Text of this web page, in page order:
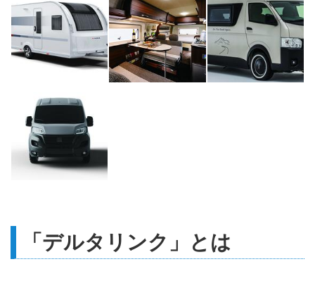
「デルタリンク」とは